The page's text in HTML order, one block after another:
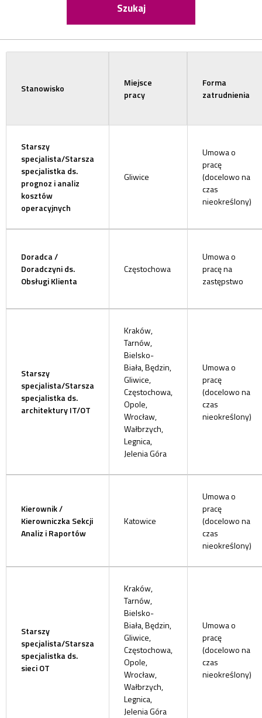
Stanowisko
Miejsce
pracy
Forma
zatrudnienia
Starszy
specjalista/Starsza
specjalistka ds.
prognoz i analiz
kosztów
operacyjnych
Gliwice
Umowa o
pracę
(docelowo na
czas
nieokreślony)
Doradca /
Doradczyni ds.
Obsługi Klienta
Częstochowa
Umowa o
pracę na
zastępstwo
Starszy
specjalista/Starsza
specjalistka ds.
architektury IT/OT
Kraków,
Tarnów,
Bielsko-
Biała, Będzin,
Gliwice,
Częstochowa,
Opole,
Wrocław,
Wałbrzych,
Legnica,
Jelenia Góra
Umowa o
pracę
(docelowo na
czas
nieokreślony)
Kierownik /
Kierowniczka Sekcji
Analiz i Raportów​
Katowice
Umowa o
pracę
(docelowo na
czas
nieokreślony)
Starszy
specjalista/Starsza
specjalistka ds.
sieci OT
Kraków,
Tarnów,
Bielsko-
Biała, Będzin,
Gliwice,
Częstochowa,
Opole,
Wrocław,
Wałbrzych,
Legnica,
Jelenia Góra
Umowa o
pracę
(docelowo na
czas
nieokreślony)